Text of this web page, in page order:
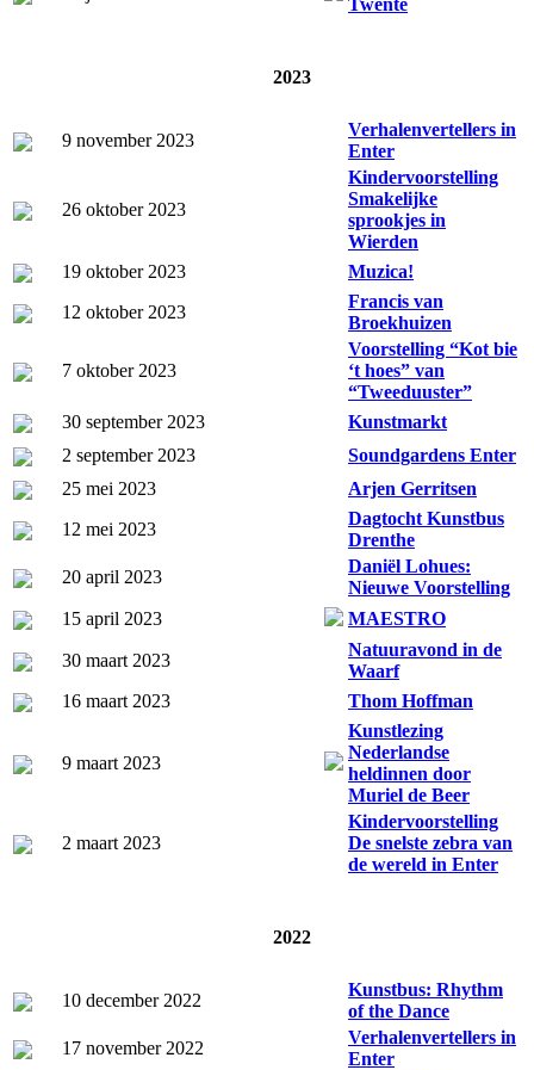
2023
9 november 2023
Verhalenvertellers in
Enter
26 oktober 2023
Kindervoorstelling
Smakelijke
sprookjes in
Wierden
19 oktober 2023
Muzica!
12 oktober 2023
Francis van
Broekhuizen
7 oktober 2023
Voorstelling “Kot bie
‘t hoes” van
“Tweeduuster”
30 september 2023
Kunstmarkt
2 september 2023
Soundgardens Enter
25 mei 2023
Arjen Gerritsen
12 mei 2023
Dagtocht Kunstbus
Drenthe
20 april 2023
Daniël Lohues:
Nieuwe Voorstelling
15 april 2023
MAESTRO
30 maart 2023
Natuuravond in de
Waarf
16 maart 2023
Thom Hoffman
9 maart 2023
Kunstlezing
Nederlandse
heldinnen door
Muriel de Beer
2 maart 2023
Kindervoorstelling
De snelste zebra van
de wereld in Enter
2022
10 december 2022
Kunstbus: Rhythm
of the Dance
17 november 2022
Verhalenvertellers in
Enter